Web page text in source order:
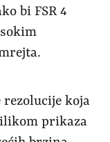
bi FSR 4
koja
prikaza